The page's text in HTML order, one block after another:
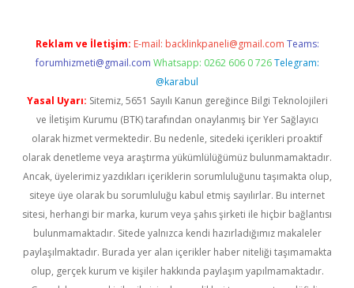
Reklam ve İletişim: E-mail: backlinkpaneli@gmail.com Teams:
forumhizmeti@gmail.com Whatsapp: 0262 606 0 726 Telegram:
@karabul
Yasal Uyarı: Sitemiz, 5651 Sayılı Kanun gereğince Bilgi Teknolojileri
ve İletişim Kurumu (BTK) tarafından onaylanmış bir Yer Sağlayıcı
olarak hizmet vermektedir. Bu nedenle, sitedeki içerikleri proaktif
olarak denetleme veya araştırma yükümlülüğümüz bulunmamaktadır.
Ancak, üyelerimiz yazdıkları içeriklerin sorumluluğunu taşımakta olup,
siteye üye olarak bu sorumluluğu kabul etmiş sayılırlar. Bu internet
sitesi, herhangi bir marka, kurum veya şahıs şirketi ile hiçbir bağlantısı
bulunmamaktadır. Sitede yalnızca kendi hazırladığımız makaleler
paylaşılmaktadır. Burada yer alan içerikler haber niteliği taşımamakta
olup, gerçek kurum ve kişiler hakkında paylaşım yapılmamaktadır.